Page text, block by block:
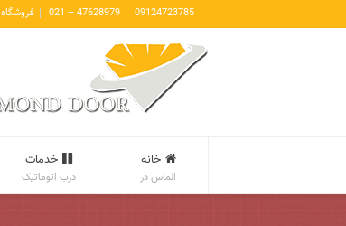
09124723785
47628979 – 021 فروشگاه
خانه
الماس در
خدمات
درب اتوماتیک